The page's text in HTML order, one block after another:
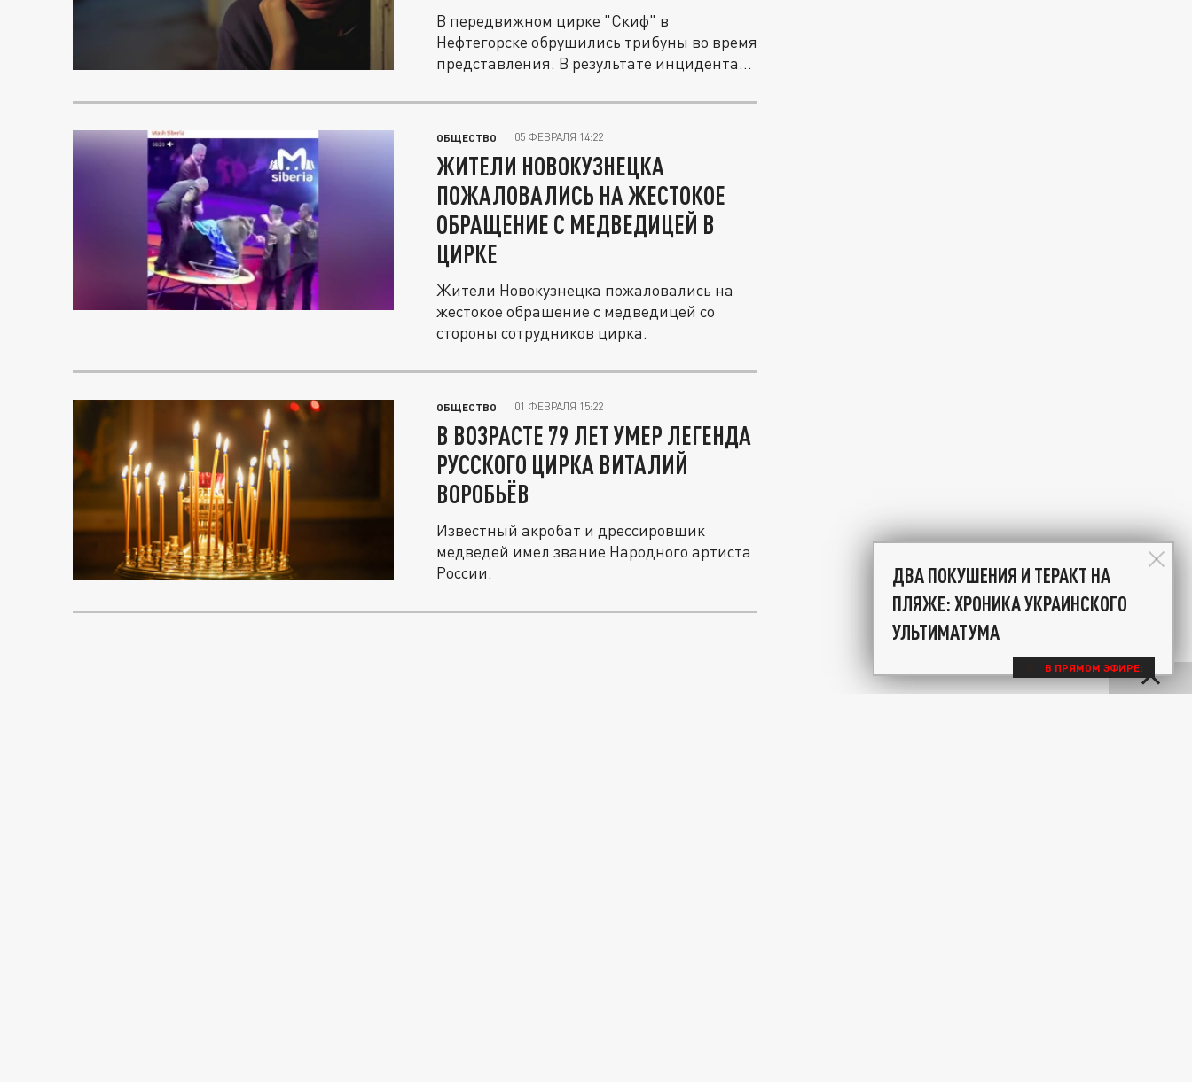
В передвижном цирке "Скиф" в
Нефтегорске обрушились трибуны во время
представления. В результате инцидента...
ОБЩЕСТВО 05 ФЕВРАЛЯ 14:22
ЖИТЕЛИ НОВОКУЗНЕЦКА
ПОЖАЛОВАЛИСЬ НА ЖЕСТОКОЕ
ОБРАЩЕНИЕ С МЕДВЕДИЦЕЙ В
ЦИРКЕ
Жители Новокузнецка пожаловались на
жестокое обращение с медведицей со
стороны сотрудников цирка.
ОБЩЕСТВО 01 ФЕВРАЛЯ 15:22
В ВОЗРАСТЕ 79 ЛЕТ УМЕР ЛЕГЕНДА
РУССКОГО ЦИРКА ВИТАЛИЙ
ВОРОБЬЁВ
Известный акробат и дрессировщик
медведей имел звание Народного артиста
России.
ДВА ПОКУШЕНИЯ И ТЕРАКТ НА
ПЛЯЖЕ: ХРОНИКА УКРАИНСКОГО
УЛЬТИМАТУМА
В ПРЯМОМ ЭФИРЕ: